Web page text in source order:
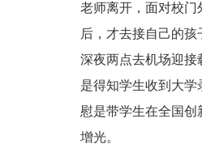
老师离开，面对校门
后，才去接自己的
深夜两点去机场迎接
是得知学生收到大
慰是带学生在全国创
增光。